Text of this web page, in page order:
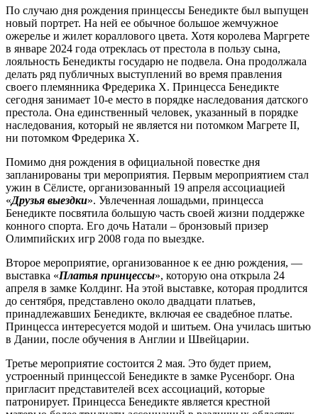
По случаю дня рождения принцессы Бенедикте был выпущен
новый портрет. На ней ее обычное большое жемчужное
ожерелье и жилет кораллового цвета. Хотя королева Маргрете
в январе 2024 года отреклась от престола в пользу сына,
лояльность Бенедикты государю не подвела. Она продолжала
делать ряд публичных выступлений во время правления
своего племянника Фредерика X. Принцесса Бенедикте
сегодня занимает 10-е место в порядке наследования датского
престола. Она единственный человек, указанный в порядке
наследования, который не является ни потомком Магрете II,
ни потомком Фредерика X.
Помимо дня рождения в официальной повестке дня
запланированы три мероприятия. Первым мероприятием стал
ужин в Сёлисте, организованный 19 апреля ассоциацией
«Друзья выездки». Увлеченная лошадьми, принцесса
Бенедикте посвятила большую часть своей жизни поддержке
конного спорта. Его дочь Натали – бронзовый призер
Олимпийских игр 2008 года по выездке.
Второе мероприятие, организованное к ее дню рождения, —
выставка «Платья принцессы», которую она открыла 24
апреля в замке Колдинг. На этой выставке, которая продлится
до сентября, представлено около двадцати платьев,
принадлежавших Бенедикте, включая ее свадебное платье.
Принцесса интересуется модой и шитьем. Она училась шитью
в Дании, после обучения в Англии и Швейцарии.
Третье мероприятие состоится 2 мая. Это будет прием,
устроенный принцессой Бенедикте в замке Русенборг. Она
пригласит представителей всех ассоциаций, которые
патронирует. Принцесса Бенедикте является крестной